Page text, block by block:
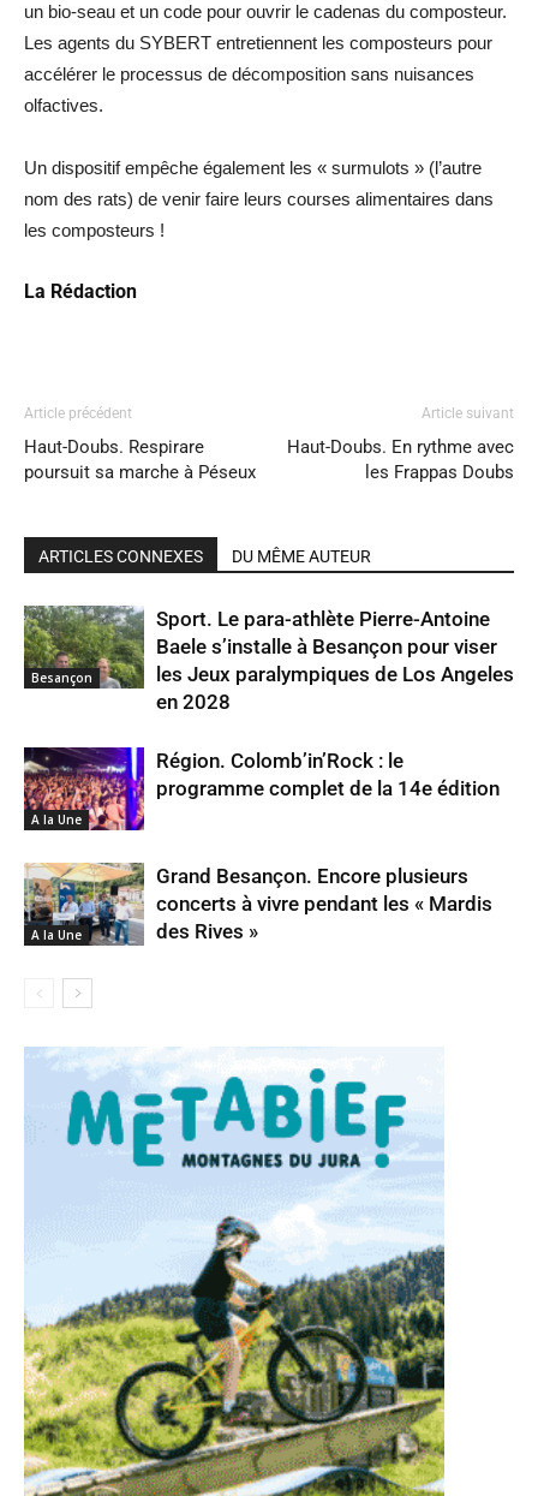
un bio-seau et un code pour ouvrir le cadenas du composteur.
Les agents du SYBERT entretiennent les composteurs pour
accélérer le processus de décomposition sans nuisances
olfactives.
Un dispositif empêche également les « surmulots » (l’autre
nom des rats) de venir faire leurs courses alimentaires dans
les composteurs !
La Rédaction
Article précédent
Haut-Doubs. Respirare
poursuit sa marche à Péseux
Article suivant
Haut-Doubs. En rythme avec
les Frappas Doubs
ARTICLES CONNEXES DU MÊME AUTEUR
Besançon
Sport. Le para-athlète Pierre-Antoine
Baele s’installe à Besançon pour viser
les Jeux paralympiques de Los Angeles
en 2028
A la Une
Région. Colomb’in’Rock : le
programme complet de la 14e édition
A la Une
Grand Besançon. Encore plusieurs
concerts à vivre pendant les « Mardis
des Rives »